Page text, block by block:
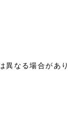
異なる場合があり